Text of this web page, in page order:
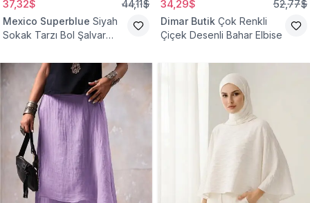
37,32$ 44,11$
Mexico Superblue Siyah
Sokak Tarzı Bol Şalvar
34,29$ 52,77$
Dimar Butik Çok Renkli
Çiçek Desenli Bahar Elbise